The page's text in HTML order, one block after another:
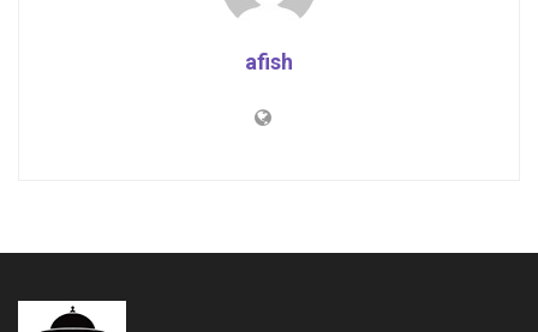
afish